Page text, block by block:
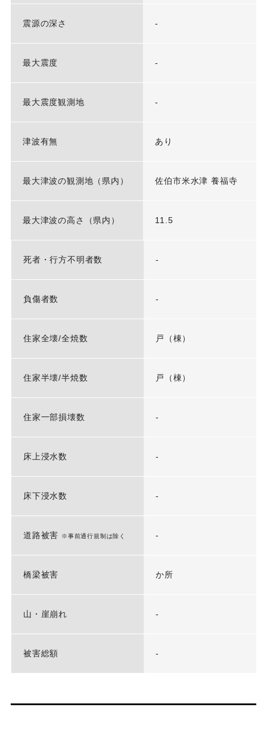
震源の深さ -
最大震度 -
最大震度観測地 -
津波有無 あり
最大津波の観測地（県内） 佐伯市米水津 養福寺
最大津波の高さ（県内） 11.5
死者・行方不明者数 -
負傷者数 -
住家全壊/全焼数 戸（棟）
住家半壊/半焼数 戸（棟）
住家一部損壊数 -
床上浸水数 -
床下浸水数 -
道路被害 ※事前通行規制は除く -
橋梁被害 か所
山・崖崩れ -
被害総額 -